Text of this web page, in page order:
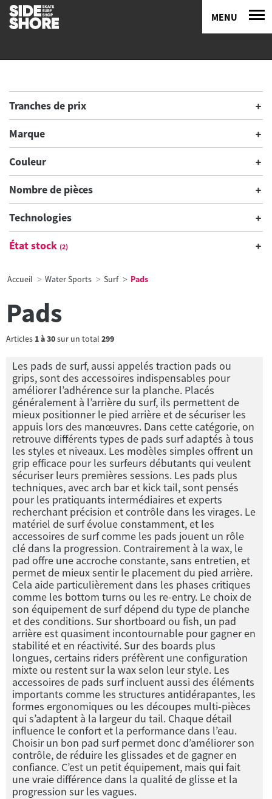
MENU
Tranches de prix
Marque
Couleur
Nombre de pièces
Technologies
État stock (2)
Accueil Water Sports Surf Pads
Pads
Articles 1à30sur un total 299
Les pads de surf, aussi appelés traction pads ou
grips, sont des accessoires indispensables pour
améliorer l’adhérence sur la planche. Placés
généralement à l’arrière du surf, ils permettent de
mieux positionner le pied arrière et de sécuriser les
appuis lors des manœuvres. Dans cette catégorie, on
retrouve différents types de pads surf adaptés à tous
les styles et niveaux. Les modèles simples offrent un
grip efficace pour les surfeurs débutants qui veulent
sécuriser leurs premières sessions. Les pads plus
techniques, avec arch bar et kick tail, sont pensés
pour les pratiquants intermédiaires et experts
recherchant précision et contrôle dans les virages. Le
matériel de surf évolue constamment, et les
accessoires de surf comme les pads jouent un rôle
clé dans la progression. Contrairement à la wax, le
pad offre une accroche constante, sans entretien, et
permet de mieux sentir le placement du pied arrière.
Cela aide particulièrement dans les phases critiques
comme les bottom turns ou les re-entry. Le choix de
son équipement de surf dépend du type de planche
et des conditions. Sur shortboard ou fish, un pad
arrière est quasiment incontournable pour gagner en
stabilité et en réactivité. Sur des boards plus
longues, certains riders préfèrent une configuration
mixte ou restent sur la wax selon leur style. Les
accessoires de pads surf incluent aussi des éléments
importants comme les structures antidérapantes, les
formes ergonomiques ou les découpes multi-pièces
qui s’adaptent à la largeur du tail. Chaque détail
influence le confort et la performance dans l’eau.
Choisir un bon pad surf permet donc d’améliorer son
contrôle, de réduire les glissades et de gagner en
confiance. C’est un petit équipement, mais qui fait
une vraie différence dans la qualité de glisse et la
progression sur les vagues.